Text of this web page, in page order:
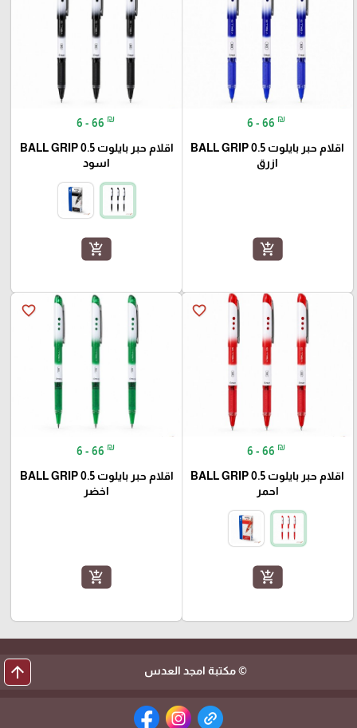
6 - 66 ₪
اقلام حبر بايلوت BALL GRIP 0.5
ازرق
add_shopping_cart
6 - 66 ₪
اقلام حبر بايلوت BALL GRIP 0.5
اسود
add_shopping_cart
favorite_border
6 - 66 ₪
اقلام حبر بايلوت BALL GRIP 0.5
احمر
add_shopping_cart
favorite_border
6 - 66 ₪
اقلام حبر بايلوت BALL GRIP 0.5
اخضر
add_shopping_cart
© مكتبة امجد العدس arrow_upward